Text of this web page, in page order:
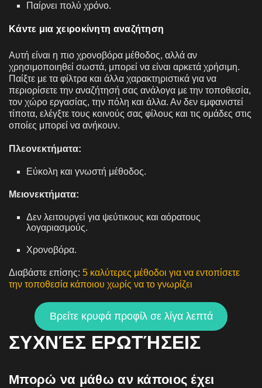
Παίρνει πολύ χρόνο.
Κάντε μια χειροκίνητη αναζήτηση
Αυτή είναι η πιο χρονοβόρα μέθοδος, αλλά αν
χρησιμοποιηθεί σωστά, μπορεί να είναι αρκετά χρήσιμη.
Παίξτε με τα φίλτρα και άλλα χαρακτηριστικά για να
περιορίσετε την αναζήτησή σας ανάλογα με την τοποθεσία,
τον χώρο εργασίας, την πόλη και άλλα. Αν δεν εμφανιστεί
τίποτα, ελέγξτε τους κοινούς σας φίλους και τις ομάδες στις
οποίες μπορεί να ανήκουν.
Πλεονεκτήματα:
Εύκολη και γνωστή μέθοδος.
Μειονεκτήματα:
Δεν λειτουργεί για ψεύτικους και αόρατους
λογαριασμούς.
Χρονοβόρα.
Διαβάστε επίσης: 5 καλύτερες μέθοδοι για να εντοπίσετε
την τοποθεσία κάποιου χωρίς να το γνωρίζει
Βρείτε κρυφά προφίλ σε λίγα λεπτά
ΣΥΧΝΈΣ ΕΡΩΤΉΣΕΙΣ
Μπορώ να μάθω αν κάποιος έχει